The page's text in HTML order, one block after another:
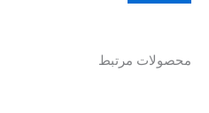
محصولات مرتبط